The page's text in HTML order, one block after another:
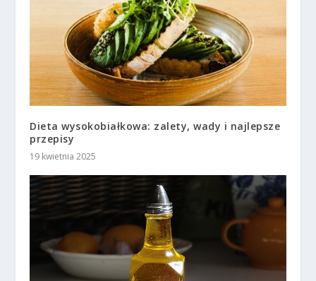
Dieta wysokobiałkowa: zalety, wady i najlepsze
przepisy
19 kwietnia 2025